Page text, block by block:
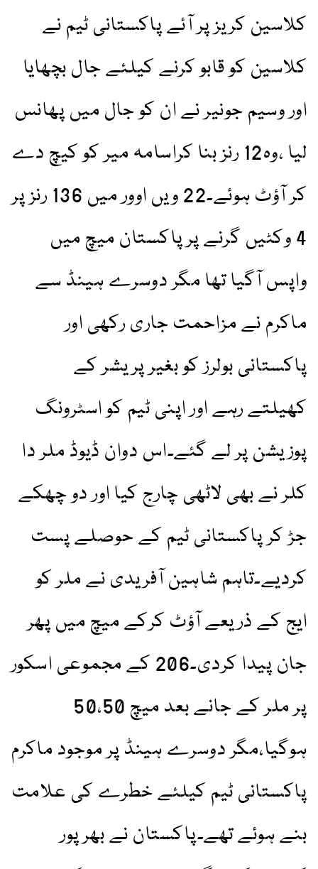
کلاسین کریز پر آئے پاکستانی ٹیم نے
کلاسین کو قابو کرنے کیلئے جال بچھایا
اور وسیم جونیر نے ان کو جال میں پھانس
لیا ،وہ12 رنز بنا کراسامہ میر کو کیچ دے
کر آؤٹ ہوئے۔22 ویں اوور میں 136 رنز پر
4 وکٹیں گرنے پرپاکستان میچ میں
واپس آگیا تھا مگر دوسرے ہینڈ سے
ماکرم نے مزاحمت جاری رکھی اور
پاکستانی بولرز کو بغیر پریشر کے
کھیلتے رہے اور اپنی ٹیم کو اسٹرونگ
پوزیشن پر لے گئے۔اس دوان ڈیوڈ ملر دا
کلر نے بھی لاٹھی چارج کیا اور دو چھکے
جڑ کر پاکستانی ٹیم کے حوصلے پست
کردیے۔تاہم شاہین آفریدی نے ملر کو
ایج کے ذریعے آؤٹ کرکے میچ میں پھر
جان پیدا کردی۔206 کے مجموعی اسکور
پر ملر کے جانے بعد میچ 50،50
ہوگیا،مگر دوسرے ہینڈ پر موجود ماکرم
پاکستانی ٹیم کیلئے خطرے کی علامت
بنے ہوئے تھے۔پاکستان نے بھرپور